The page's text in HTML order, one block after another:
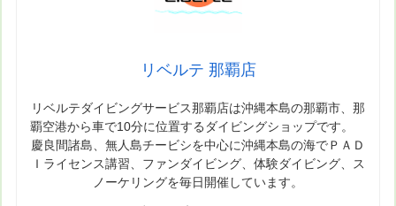
リベルテ 那覇店
リベルテダイビングサービス那覇店は沖縄本島の那覇市、那
覇空港から車で10分に位置するダイビングショップです。
慶良間諸島、無人島チービシを中心に沖縄本島の海でＰＡＤ
Ｉライセンス講習、ファンダイビング、体験ダイビング、ス
ノーケリングを毎日開催しています。